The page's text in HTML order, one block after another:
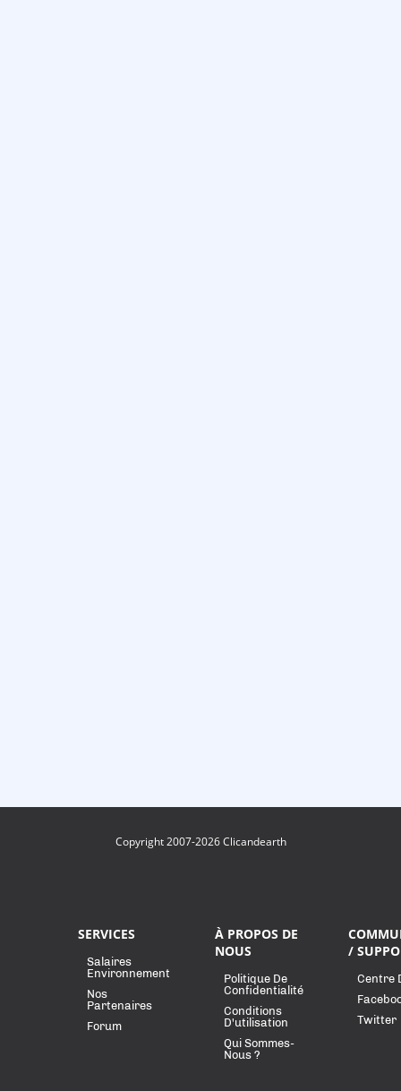
Copyright 2007-2026 Clicandearth
SERVICES
Salaires
Environnement
Nos
Partenaires
Forum
À PROPOS DE
NOUS
Politique De
Confidentialité
Conditions
D'utilisation
Qui Sommes-
Nous ?
/
Centre
Twitter